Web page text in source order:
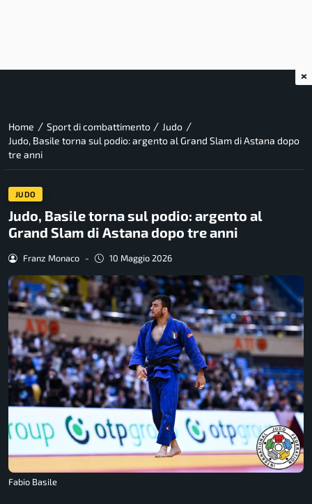
Home / Sport di combattimento / Judo /
Judo, Basile torna sul podio: argento al Grand Slam di Astana dopo
tre anni
JUDO
Judo, Basile torna sul podio: argento al
Grand Slam di Astana dopo tre anni
Franz Monaco - 10 Maggio 2026
Fabio Basile
×